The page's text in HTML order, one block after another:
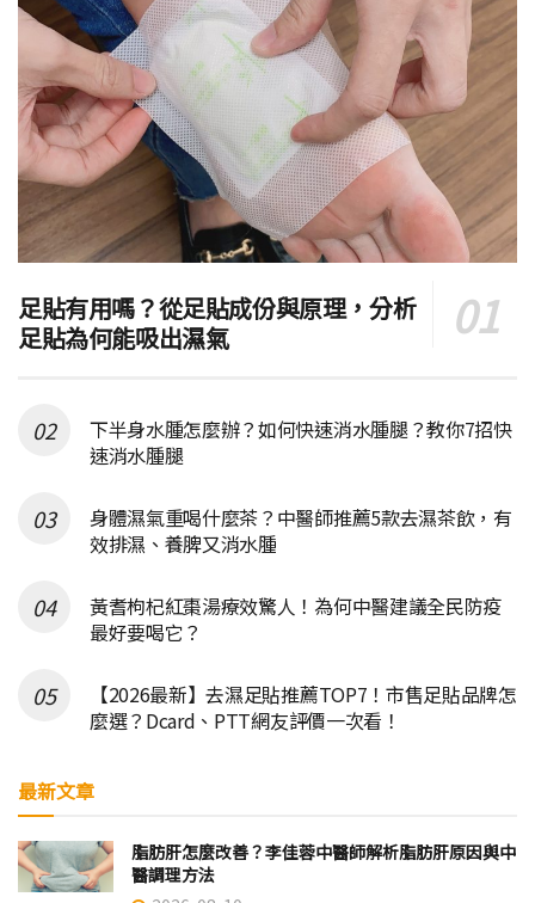
足貼有用嗎？從足貼成份與原理，分析
足貼為何能吸出濕氣
下半身水腫怎麼辦？如何快速消水腫腿？教你7招快
速消水腫腿
身體濕氣重喝什麼茶？中醫師推薦5款去濕茶飲，有
效排濕、養脾又消水腫
黃耆枸杞紅棗湯療效驚人！為何中醫建議全民防疫
最好要喝它？
【2026最新】去濕足貼推薦TOP7！市售足貼品牌怎
麼選？Dcard、PTT網友評價一次看！
最新文章
脂肪肝怎麼改善？李佳蓉中醫師解析脂肪肝原因與中
醫調理方法